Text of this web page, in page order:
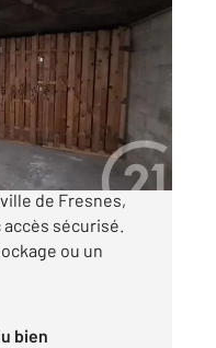
GARENNE, dans
de Fresnes,
sécurisé.
ou un
bien